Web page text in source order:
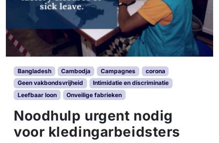
b
n
r
e
c
h
t
o
h
u
n
e
r
k
e
n
i
n
g
v
a
k
b
Bangladesh Cambodja Campagnes
corona
Geen vakbondsvrijheid
Intimidatie en discriminatie
Leefbaar loon
Onveilige fabrieken
Noodhulp urgent nodig
voor kledingarbeidsters